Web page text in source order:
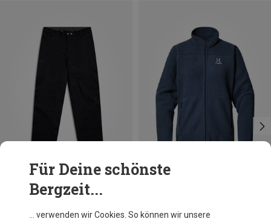
Du sparst 36%
Für Deine schönste
Bergzeit...
… verwenden wir Cookies. So können wir unsere